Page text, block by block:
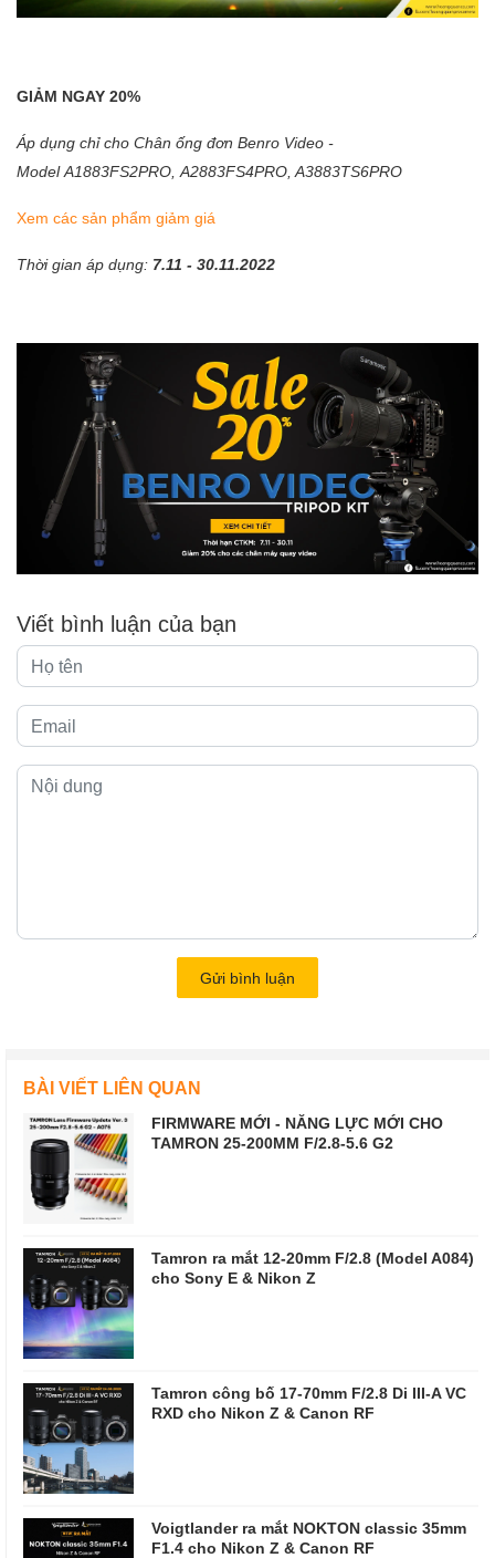
GIẢM NGAY 20%
Áp dụng chỉ cho Chân ống đơn Benro Video -
Model A1883FS2PRO, A2883FS4PRO, A3883TS6PRO
Xem các sản phẩm giảm giá
Thời gian áp dụng: 7.11 - 30.11.2022
Viết bình luận của bạn
Gửi bình luận
BÀI VIẾT LIÊN QUAN
FIRMWARE MỚI - NĂNG LỰC MỚI CHO
TAMRON 25-200MM F/2.8-5.6 G2
Tamron ra mắt 12-20mm F/2.8 (Model A084)
cho Sony E & Nikon Z
Tamron công bố 17-70mm F/2.8 Di III-A VC
RXD cho Nikon Z & Canon RF
Voigtlander ra mắt NOKTON classic 35mm
F1.4 cho Nikon Z & Canon RF